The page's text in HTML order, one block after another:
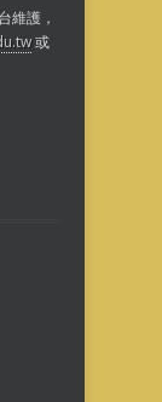
維護，
或